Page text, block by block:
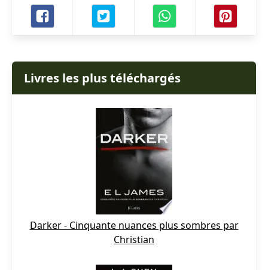
Livres les plus téléchargés
Darker - Cinquante nuances plus sombres par
Christian